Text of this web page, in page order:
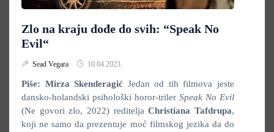
Zlo na kraju dođe do svih: “Speak No
Evil“
Sead Vegara 10.04.2023.
Piše: Mirza Skenderagić Jedan od tih filmova jeste
dansko-holandski psihološki horor-triler Speak No Evil
(Ne govori zlo, 2022) rediteljaChristiana Tafdrupa,
koji ne samo da prezentuje moć filmskog jezika da do